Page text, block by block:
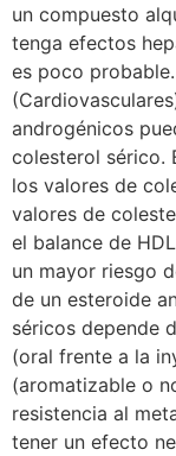
un compuesto
tenga efectos
es poco
androgénicos
colesterol sérico.
los valores de
valores de
el balance de
un mayor riesgo
de un esteroide
séricos depende
(oral frente a la
(aromatizable o
resistencia al
tener un efecto